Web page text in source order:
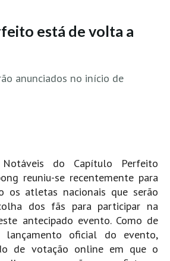
HD
está de volta a
anunciados no início de
do Capítulo Perfeito
reuniu-se recentemente para
os atletas nacionais que serão
dos fãs para participar na
antecipado evento. Como de
lançamento oficial do evento,
de votação online em que o